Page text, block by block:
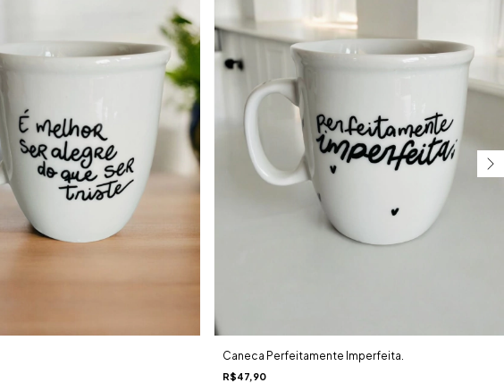
Caneca Perfeitamente Imperfeita.
R$47,90